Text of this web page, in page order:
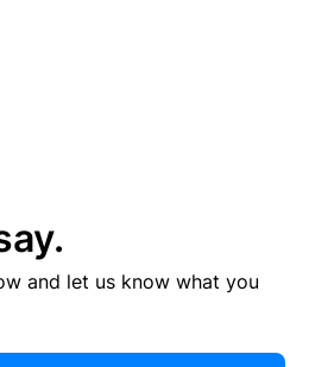
and let us know what you